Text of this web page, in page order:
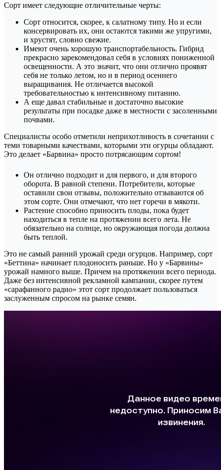
Сорт имеет следующие отличительные черты:
Сорт относится, скорее, к салатному типу. Но и если
консервировать их, они остаются такими же упругими,
и хрустят, словно свежие.
Имеют очень хорошую транспортабельность. Гибрид
прекрасно зарекомендовал себя в условиях пониженной
освещенности. А это значит, что они отлично проявят
себя не только летом, но и в период осеннего
выращивания. Не отличается высокой
требовательностью к интенсивному питанию.
А еще давал стабильные и достаточно высокие
результаты при посадке даже в местности с засоленными
почвами.
Специалисты особо отметили неприхотливость в сочетании с
теми товарными качествами, которыми эти огурцы обладают.
Это делает «Барвина» просто потрясающим сортом!
Он отлично подходит и для первого, и для второго
оборота. В равной степени. Потребители, которые
оставили свои отзывы, положительно отзываются об
этом сорте. Они отмечают, что нет горечи в мякоти.
Растение способно приносить плоды, пока будет
находиться в тепле на протяжении всего лета. Не
обязательно на солнце, но окружающая погода должна
быть теплой.
Это не самый ранний урожай среди огурцов. Например, сорт
«Беттина» начинает плодоносить раньше. Но у «Барвины»
урожай намного выше. Причем на протяжении всего периода.
Даже без интенсивной рекламной кампании, скорее путем
«сарафанного радио» этот сорт продолжает пользоваться
заслуженным спросом на рынке семян.